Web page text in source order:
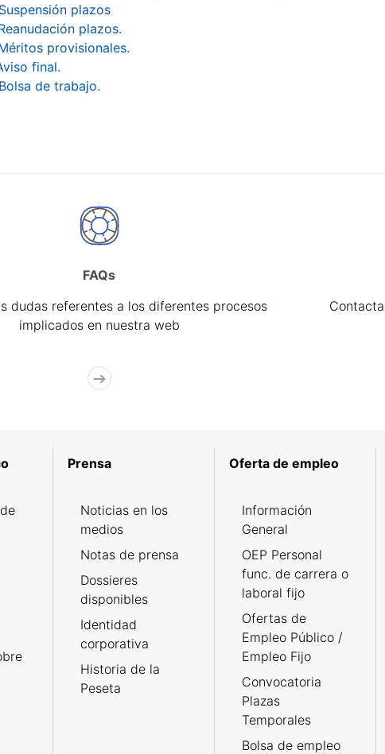
Suspensión plazos
plazos.
provisionales.
final.
Bolsa de trabajo.
FAQs
dudas referentes a los diferentes procesos
implicados en nuestra web
Prensa
Noticias en los
medios
Notas de prensa
Dossieres
disponibles
Identidad
corporativa
Historia de la
Peseta
Oferta de empleo
Información
General
OEP Personal
func. de carrera o
laboral fijo
Ofertas de
Empleo Público /
Empleo Fijo
Convocatoria
Plazas
Temporales
Bolsa de empleo